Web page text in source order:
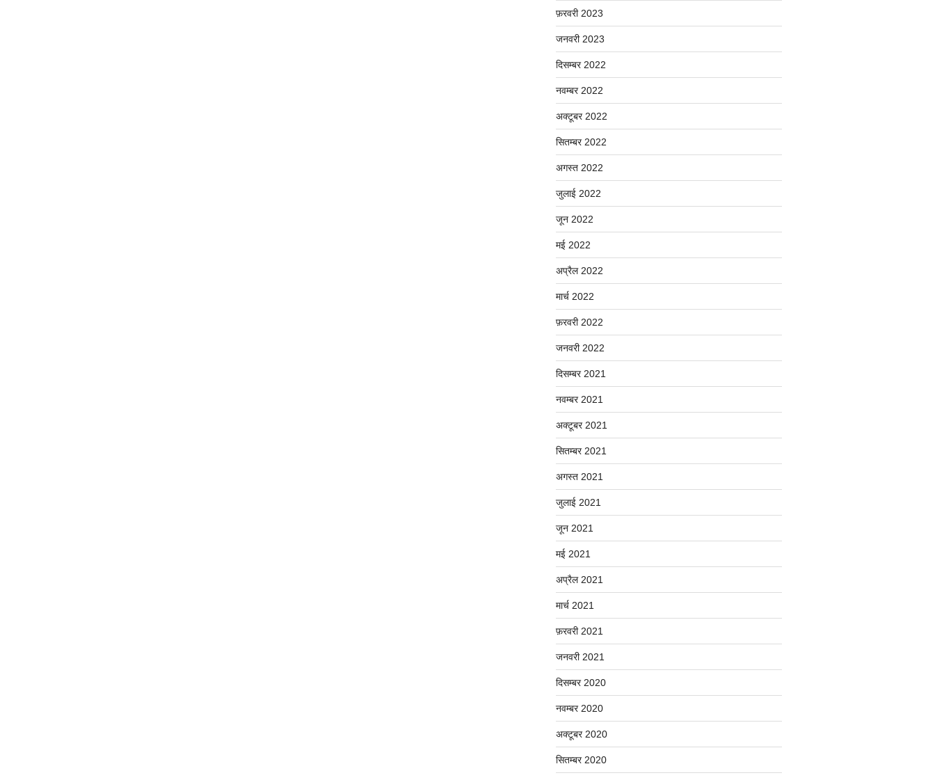
फ़रवरी 2023
जनवरी 2023
दिसम्बर 2022
नवम्बर 2022
अक्टूबर 2022
सितम्बर 2022
अगस्त 2022
जुलाई 2022
जून 2022
मई 2022
अप्रैल 2022
मार्च 2022
फ़रवरी 2022
जनवरी 2022
दिसम्बर 2021
नवम्बर 2021
अक्टूबर 2021
सितम्बर 2021
अगस्त 2021
जुलाई 2021
जून 2021
मई 2021
अप्रैल 2021
मार्च 2021
फ़रवरी 2021
जनवरी 2021
दिसम्बर 2020
नवम्बर 2020
अक्टूबर 2020
सितम्बर 2020